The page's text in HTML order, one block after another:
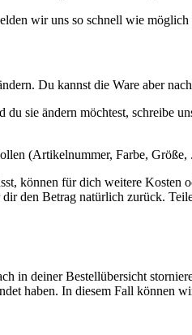
wir uns so schnell wie möglich
Du kannst die Ware aber
sie ändern möchtest, schreibe
(Artikelnummer, Farbe, Größe,
können für dich weitere
den Betrag natürlich zurück.
in deiner Bestellübersicht
haben. In diesem Fall können